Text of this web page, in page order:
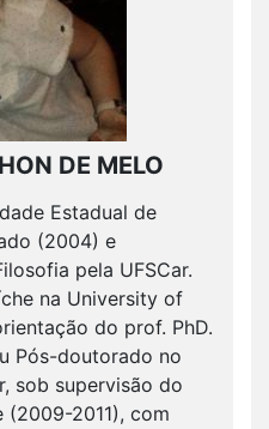
DE MELO
Estadual de
(2004) e
pela UFSCar.
na University of
do prof. PhD.
Pós-doutorado no
sob supervisão do
(2009-2011), com